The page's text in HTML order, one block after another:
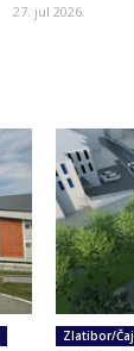
27. jul 2026.
Zlatibor/